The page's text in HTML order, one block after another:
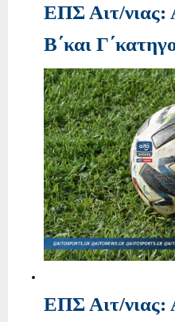
ΕΠΣ Αιτ/νιας:
Β΄και
ΕΠΣ Αιτ/νιας: